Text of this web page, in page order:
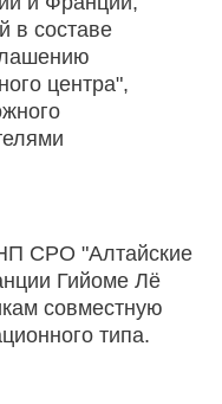
в составе
центра",
СРО "Алтайские
Гийоме Лё
совместную
типа.